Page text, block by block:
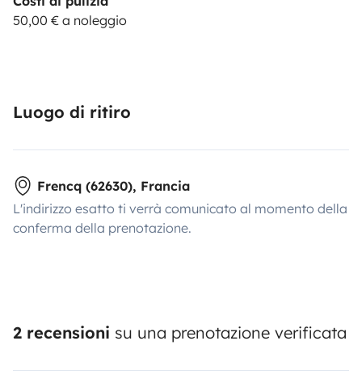
50,00 € a noleggio
Luogo di ritiro
Frencq (62630), Francia
L'indirizzo esatto ti verrà comunicato al momento della
conferma della prenotazione.
2 recensioni su una prenotazione verificata